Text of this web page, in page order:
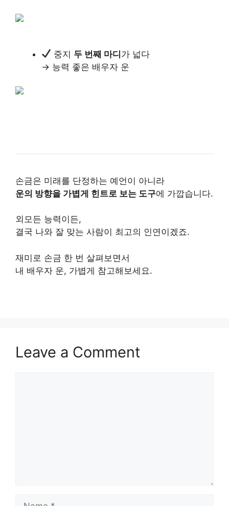
중지 두 번째 마디가 넓다
→ 능력 좋은 배우자 운
손금은 미래를 단정하는 예언이 아니라
운의 방향을 가볍게 힌트로 보는 도구에 가깝습니다.
외모든 능력이든,
결국 나와 잘 맞는 사람이 최고의 인연이겠죠.
재미로 손금 한 번 살펴보면서
내 배우자 운, 가볍게 참고해보세요.
Leave a Comment
Name